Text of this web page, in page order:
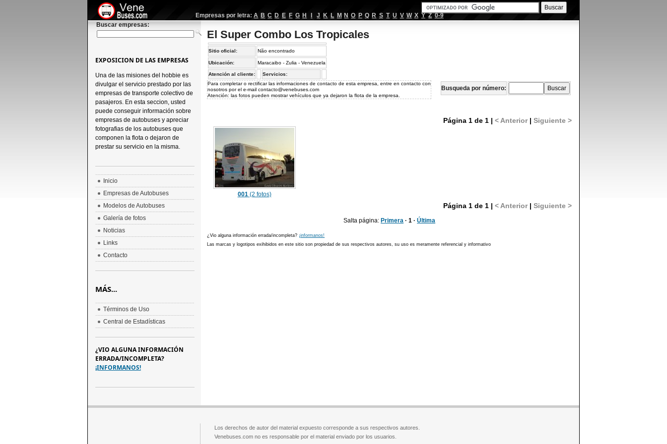
Empresas por letra: A B C D E F G H J K L M N O P Q R S T U V W X Y Z 0-9
Buscar empresas:
El Super Combo Los Tropicales
Sitio oficial: Não encontrado
Ubicación: Maracaibo - Zulia - Venezuela
Atención al cliente:
Servicios:
Para completar o rectificar las informaciones de contacto de esta empresa, entre en contacto con
nosotros por el e-mailcontacto@venebuses.com
Atención: las fotos pueden mostrar vehículos que ya dejaron la flota de la empresa.
Busqueda por número:
Página 1 de 1 |< Anterior|Siguiente >
001(2 fotos)
Página 1 de 1 |< Anterior|Siguiente >
Salta página: Primera · 1 ·Última
¿Vio alguna información errada/incompleta? ¡informanos!
Las marcas y logotipos exihibidos en este sitio son propiedad de sus respectivos autores, su uso es meramente referencial y informativo
EXPOSICION DE LAS EMPRESAS
Una de las misiones del hobbie es
divulgar el servicio prestado por las
empresas de transporte colectivo de
pasajeros. En esta seccion, usted
puede conseguir información sobre
empresas de autobuses y apreciar
fotografias de los autobuses que
componen la flota o dejaron de
prestar su servicio en la misma.
Inicio
Empresas de Autobuses
Modelos de Autobuses
Galería de fotos
Noticias
Links
Contacto
MÁS...
Términos de Uso
Central de Estadísticas
¿VIO ALGUNA INFORMACIÓN
ERRADA/INCOMPLETA?
¡INFORMANOS!
Los derechos de autor del material expuesto corresponde a sus respectivos autores.
Venebuses.com no es responsable por el material enviado por los usuarios.